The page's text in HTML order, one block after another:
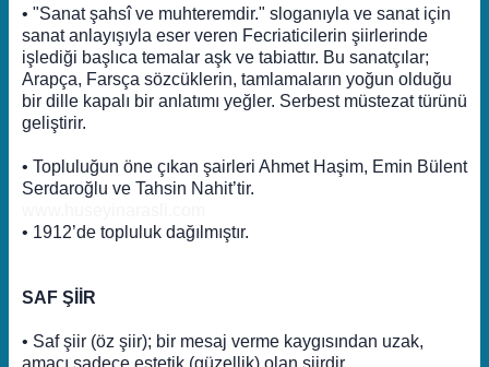
• "Sanat şahsî ve muhteremdir." sloganıyla ve sanat için
sanat anlayışıyla eser veren Fecriaticilerin şiirlerinde
işlediği başlıca temalar aşk ve tabiattır. Bu sanatçılar;
Arapça, Farsça sözcüklerin, tamlamaların yoğun olduğu
bir dille kapalı bir anlatımı yeğler. Serbest müstezat türünü
geliştirir.
• Topluluğun öne çıkan şairleri Ahmet Haşim, Emin Bülent
Serdaroğlu ve Tahsin Nahit’tir.
• 1912’de topluluk dağılmıştır.
SAF ŞİİR
• Saf şiir (öz şiir); bir mesaj verme kaygısından uzak,
amacı sadece estetik (güzellik) olan şiirdir.